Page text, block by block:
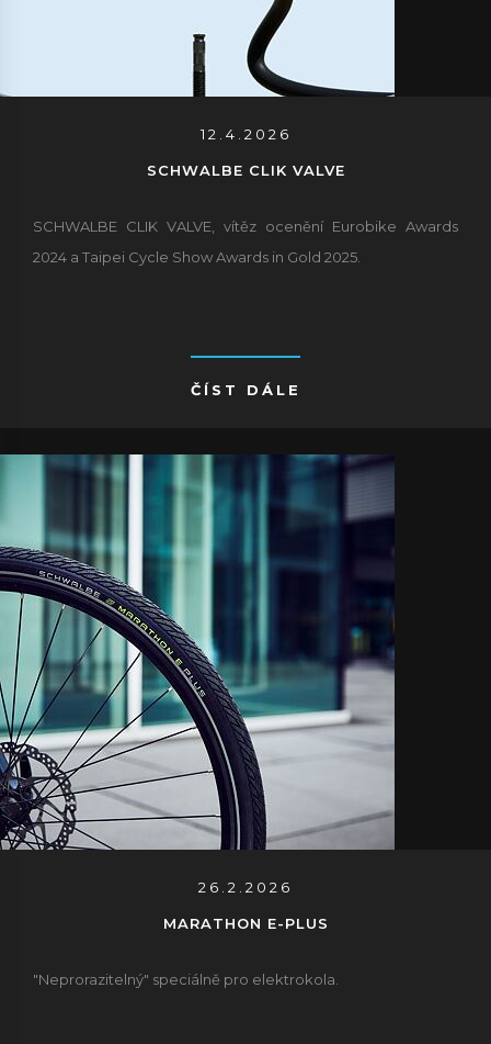
12.4.2026
SCHWALBE CLIK VALVE
SCHWALBE CLIK VALVE, vítěz ocenění Eurobike Awards
2024 a Taipei Cycle Show Awards in Gold 2025.
ČÍST DÁLE
26.2.2026
MARATHON E-PLUS
"Neprorazitelný" speciálně pro elektrokola.